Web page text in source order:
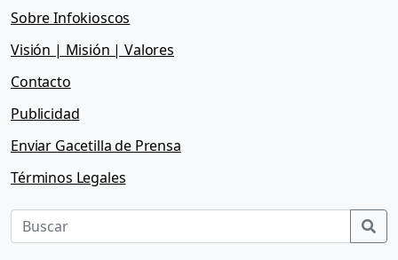
Sobre Infokioscos
Visión | Misión | Valores
Contacto
Publicidad
Enviar Gacetilla de Prensa
Términos Legales